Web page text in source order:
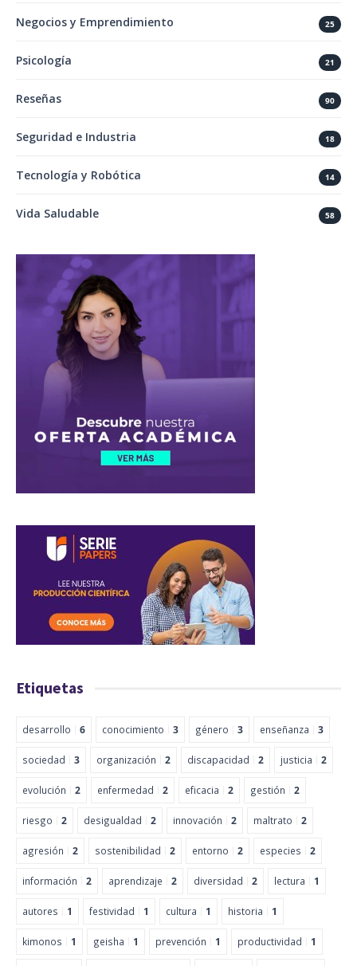
Negocios y Emprendimiento 25
Psicología 21
Reseñas 90
Seguridad e Industria 18
Tecnología y Robótica 14
Vida Saludable 58
Etiquetas
desarrollo 6 conocimiento 3 género 3 enseñanza 3
sociedad 3 organización 2 discapacidad 2 justicia 2
evolución 2 enfermedad 2 eficacia 2 gestión 2
riesgo 2 desigualdad 2 innovación 2 maltrato 2
agresión 2 sostenibilidad 2 entorno 2 especies 2
información 2 aprendizaje 2 diversidad 2 lectura 1
autores 1 festividad 1 cultura 1 historia 1
kimonos 1 geisha 1 prevención 1 productividad 1